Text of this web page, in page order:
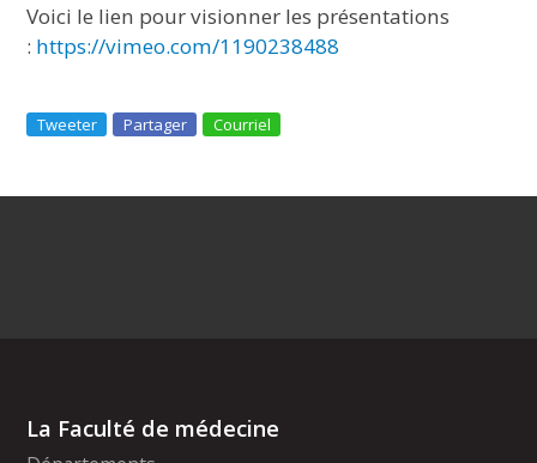
Voici le lien pour visionner les présentations
: https://vimeo.com/1190238488
Tweeter Partager Courriel
La Faculté de médecine